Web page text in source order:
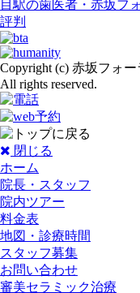
Copyright (c) 赤坂フォ
All rights reserved.
閉じる
ホーム
院長・スタッフ
院内ツアー
料金表
地図・診療時間
スタッフ募集
お問い合わせ
審美セラミック治療